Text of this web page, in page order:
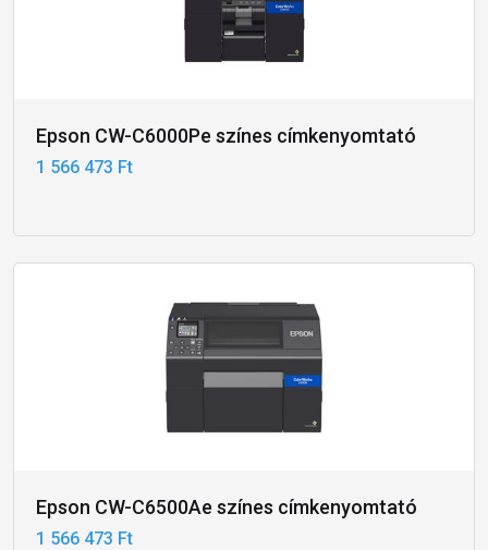
Epson CW-C6000Pe színes címkenyomtató
1 566 473 Ft
Epson CW-C6500Ae színes címkenyomtató
1 566 473 Ft